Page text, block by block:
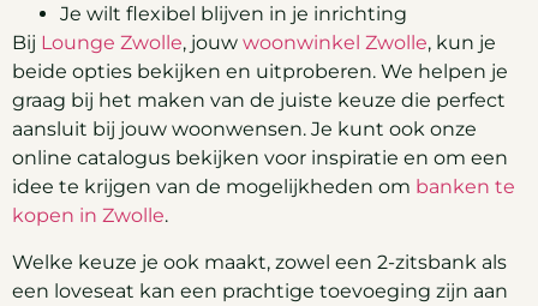
Je wilt flexibel blijven in je inrichting
Bij Lounge Zwolle, jouw woonwinkel Zwolle, kun je
beide opties bekijken en uitproberen. We helpen je
graag bij het maken van de juiste keuze die perfect
aansluit bij jouw woonwensen. Je kunt ook onze
online catalogus bekijken voor inspiratie en om een
idee te krijgen van de mogelijkheden om banken te
kopen in Zwolle.
Welke keuze je ook maakt, zowel een 2-zitsbank als
een loveseat kan een prachtige toevoeging zijn aan